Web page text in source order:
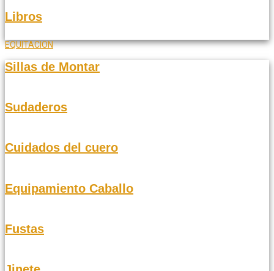
Libros
EQUITACION
Sillas de Montar
Sudaderos
Cuidados del cuero
Equipamiento Caballo
Fustas